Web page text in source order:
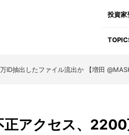
投資家
抽出したファイル流出か 【増田
アクセス、